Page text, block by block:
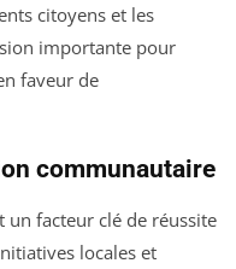
citoyens et les
importante pour
faveur de
communautaire
facteur clé de réussite
locales et